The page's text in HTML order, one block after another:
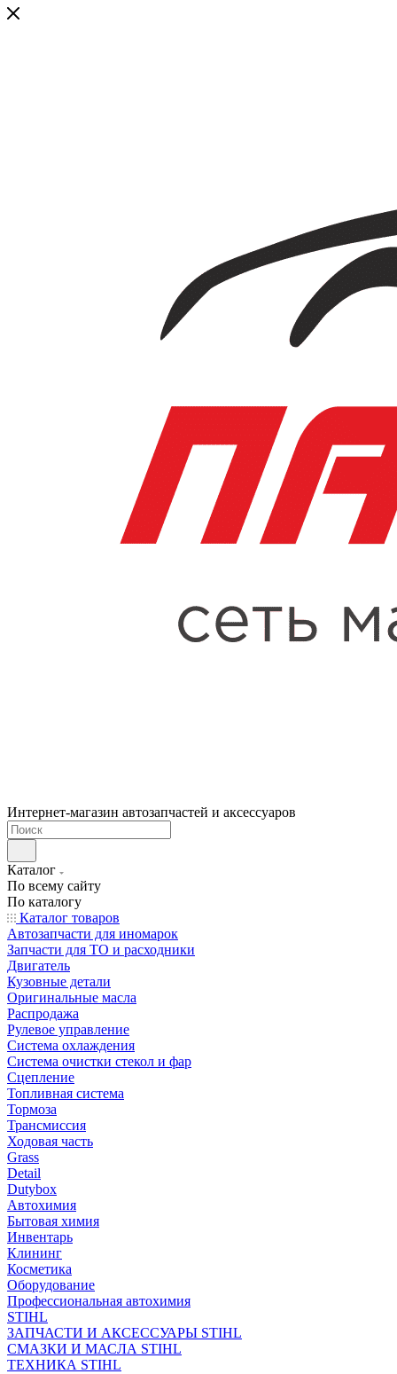
Интернет-магазин автозапчастей и аксессуаров
Каталог
По всему сайту
По каталогу
Каталог товаров
Автозапчасти для иномарок
Запчасти для ТО и расходники
Двигатель
Кузовные детали
Оригинальные масла
Распродажа
Рулевое управление
Система охлаждения
Система очистки стекол и фар
Сцепление
Топливная система
Тормоза
Трансмиссия
Ходовая часть
Grass
Detail
Dutybox
Автохимия
Бытовая химия
Инвентарь
Клининг
Косметика
Оборудование
Профессиональная автохимия
STIHL
ЗАПЧАСТИ И АКСЕССУАРЫ STIHL
СМАЗКИ И МАСЛА STIHL
ТЕХНИКА STIHL